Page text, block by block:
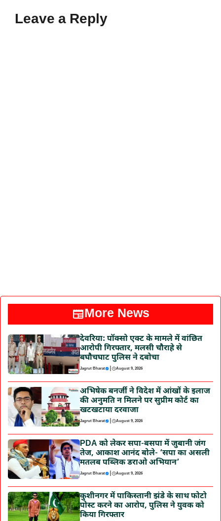
Leave a Reply
More News
देवरिया: पॉक्सो एक्ट के मामले में वांछित
आरोपी गिरफ्तार, मलसी चौराहे से
बघौचघाट पुलिस ने दबोचा
Jagrut Bharat | August 9, 2026
अभिषेक बनर्जी ने विदेश में आंखों के इलाज
की अनुमति न मिलने पर सुप्रीम कोर्ट का
खटखटाया दरवाजा
Jagrut Bharat | August 9, 2026
PDA को लेकर सपा-बसपा में जुबानी जंग
तेज, आकाश आनंद बोले- ‘सपा का असली
मतलब पब्लिक डराओ अभियान’
Jagrut Bharat | August 9, 2026
कुशीनगर में पाकिस्तानी झंडे के साथ फोटो
पोस्ट करने का आरोप, पुलिस ने युवक को
किया गिरफ्तार